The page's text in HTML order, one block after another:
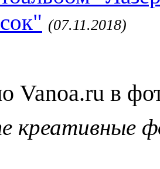
(07.11.2018)
Vanoa.ru в
креативные